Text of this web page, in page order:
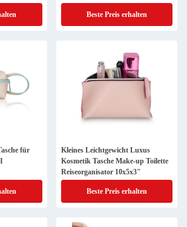
Beste Preis erhalten
für
Kleines Leichtgewicht Luxus
Kosmetik Tasche Make-up Toilette
Reiseorganisator 10x5x3"
Beste Preis erhalten